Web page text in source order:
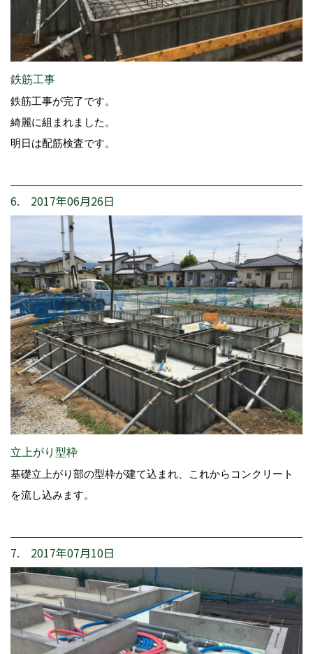
鉄筋工事
鉄筋工事が完了です。
綺麗に組まれました。
明日は配筋検査です。
6. 2017年06月26日
立上がり型枠
基礎立上がり部の型枠が建て込まれ、これからコンクリート
を流し込みます。
7. 2017年07月10日